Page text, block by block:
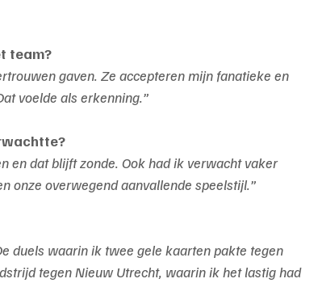
team?
gaven. Ze accepteren mijn fanatieke en
voelde als erkenning.”
en dat blijft zonde. Ook had ik verwacht vaker
onze overwegend aanvallende speelstijl.”
duels waarin ik twee gele kaarten pakte tegen
tegen Nieuw Utrecht, waarin ik het lastig had